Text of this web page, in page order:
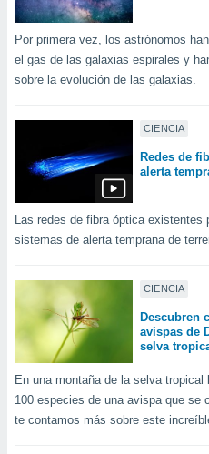
cookies
aceptar
de
sitio
te
sean
el sitio
se
ni para
o
aunque
no
Puedes
Por primera vez, los astrónomos
el gas de las galaxias espirales y
sobre la evolución de las galaxias.
CIENCIA
Redes de
alerta
Las redes de fibra óptica
sistemas de alerta temprana de
CIENCIA
Descubren
avispas de
selva
En una montaña de la selva
100 especies de una avispa que
te contamos más sobre este